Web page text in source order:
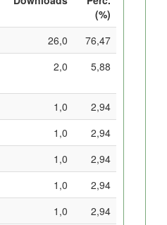
(%)
26,0
76,47
2,0 5,88
1,0
2,94
1,0
2,94
1,0
2,94
1,0
2,94
1,0
2,94